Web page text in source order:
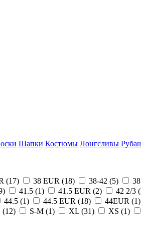
Шапки Костюмы Лонгсливы
(17) 38 EUR (18) 38-42 (5)
) 41.5 (1) 41.5 EUR (2) 42 2/3 (
44.5 (1) 44.5 EUR (18) 44EUR (1)
(12) S-M (1) XL (31) XS (1)